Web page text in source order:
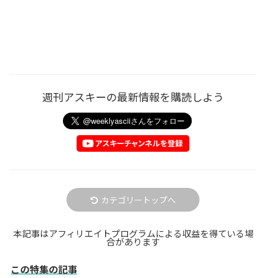
週刊アスキーの最新情報を購読しよう
カテゴリートップへ
本記事はアフィリエイトプログラムによる収益を得ている場
合があります
この特集の記事